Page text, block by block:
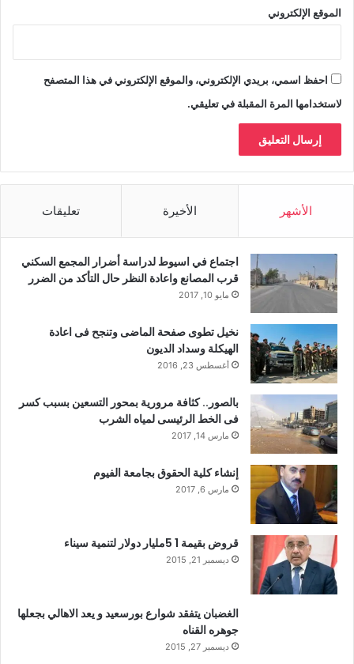
الموقع الإلكتروني
احفظ اسمي، بريدي الإلكتروني، والموقع الإلكتروني في هذا المتصفح
لاستخدامها المرة المقبلة في تعليقي.
الأشهر الأخيرة تعليقات
اجتماع في اسيوط لدراسة أضرار المجمع السكني
قرب المصانع واعادة النظر حال التأكد من الضرر
مايو 10, 2017
نخيل تطوى صفحة الماضى وتنجح فى اعادة
الهيكلة وسداد الديون
أغسطس 23, 2016
بالصور.. كثافة مرورية بمحور التسعين بسبب كسر
فى الخط الرئيسى لمياه الشرب
مارس 14, 2017
إنشاء كلية الحقوق بجامعة الفيوم
مارس 6, 2017
قروض بقيمة 1 5مليار دولار لتنمية سيناء
ديسمبر 21, 2015
الغضبان يتفقد شوارع بورسعيد و يعد الاهالي بجعلها
جوهره القناه
ديسمبر 27, 2015